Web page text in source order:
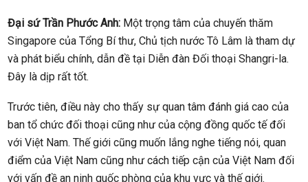
Đại sứ Trần Phước Anh: Một trọng tâm của chuyến thăm
Singapore của Tổng Bí thư, Chủ tịch nước Tô Lâm là tham dự
và phát biểu chính, dẫn đề tại Diễn đàn Đối thoại Shangri-la.
Đây là dịp rất tốt.
Trước tiên, điều này cho thấy sự quan tâm đánh giá cao của
ban tổ chức đối thoại cũng như của cộng đồng quốc tế đối
với Việt Nam. Thế giới cũng muốn lắng nghe tiếng nói, quan
điểm của Việt Nam cũng như cách tiếp cận của Việt Nam đối
với vấn đề an ninh quốc phòng của khu vực và thế giới.